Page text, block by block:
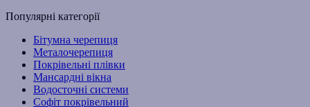
Популярні категорії
Бітумна черепиця
Металочерепиця
Покрівельні плівки
Мансардні вікна
Водосточні системи
Софіт покрівельний